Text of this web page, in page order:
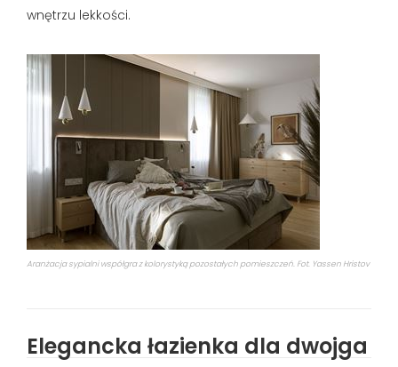
wnętrzu lekkości.
Aranżacja sypialni współgra z kolorystyką pozostałych pomieszczeń. Fot. Yassen Hristov
Elegancka łazienka dla dwojga